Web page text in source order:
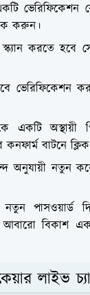
করুন।
করতে হবে
ভেরিফিকেশন
একটি অস্থায়ী
কনফার্ম বাটনে
অনুযায়ী নতুন
পাসওয়ার্ড
বিকাশ
লাইভ